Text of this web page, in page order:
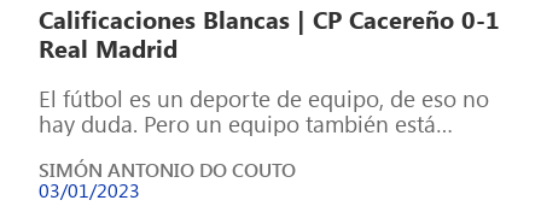
Calificaciones Blancas | CP Cacereño 0-1
Real Madrid
El fútbol es un deporte de equipo, de eso no
hay duda. Pero un equipo también está
SIMÓN ANTONIO DO COUTO
03/01/2023